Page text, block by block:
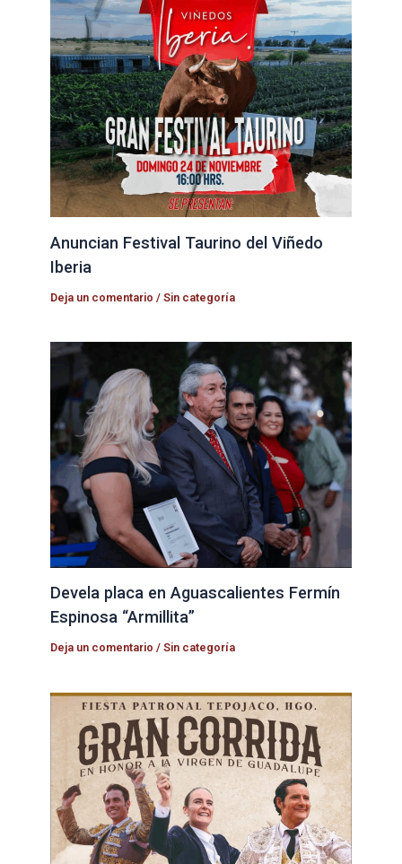
Anuncian Festival Taurino del Viñedo
Iberia
Deja un comentario /Sin categoría
Devela placa en Aguascalientes Fermín
Espinosa “Armillita”
Deja un comentario /Sin categoría